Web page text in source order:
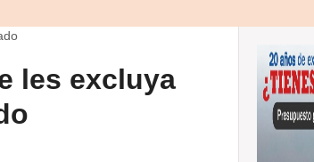
les excluya